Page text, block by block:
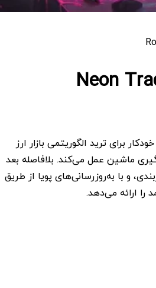
Neon Trade MT5 یک EA خودکار برای ترید الگوریتمی بازار ارز
ماشین عمل می‌کند. بلافاصله بعد
و با به‌روزرسانی‌های پویا از طریق